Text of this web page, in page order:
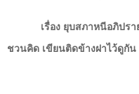
เรื่อง ยุบสภาหนีอภิปร
ชวนคิด เขียนติดข้างฝาไว้ดูกัน